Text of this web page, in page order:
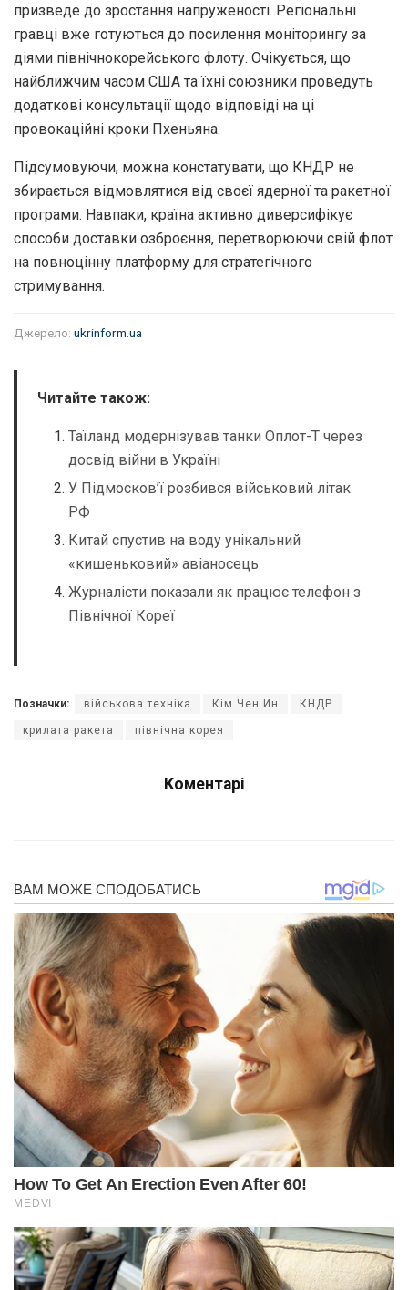
призведе до зростання напруженості. Регіональні
гравці вже готуються до посилення моніторингу за
діями північнокорейського флоту. Очікується, що
найближчим часом США та їхні союзники проведуть
додаткові консультації щодо відповіді на ці
провокаційні кроки Пхеньяна.
Підсумовуючи, можна констатувати, що КНДР не
збирається відмовлятися від своєї ядерної та ракетної
програми. Навпаки, країна активно диверсифікує
способи доставки озброєння, перетворюючи свій флот
на повноцінну платформу для стратегічного
стримування.
Джерело: ukrinform.ua
Читайте також:
Таїланд модернізував танки Оплот-Т через
досвід війни в Україні
У Підмосков’ї розбився військовий літак
РФ
Китай спустив на воду унікальний
«кишеньковий» авіаносець
Журналісти показали як працює телефон з
Північної Кореї
Позначки: військова техніка Кім Чен Ин КНДР
крилата ракета північна корея
Коментарі